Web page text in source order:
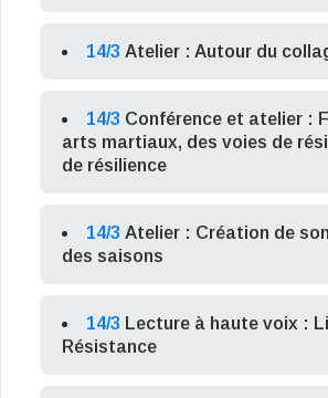
14/3 Atelier : Autour du
14/3 Conférence et atelier :
arts martiaux, des voies de
de résilience
14/3 Atelier : Création de
des saisons
14/3 Lecture à haute voix :
Résistance